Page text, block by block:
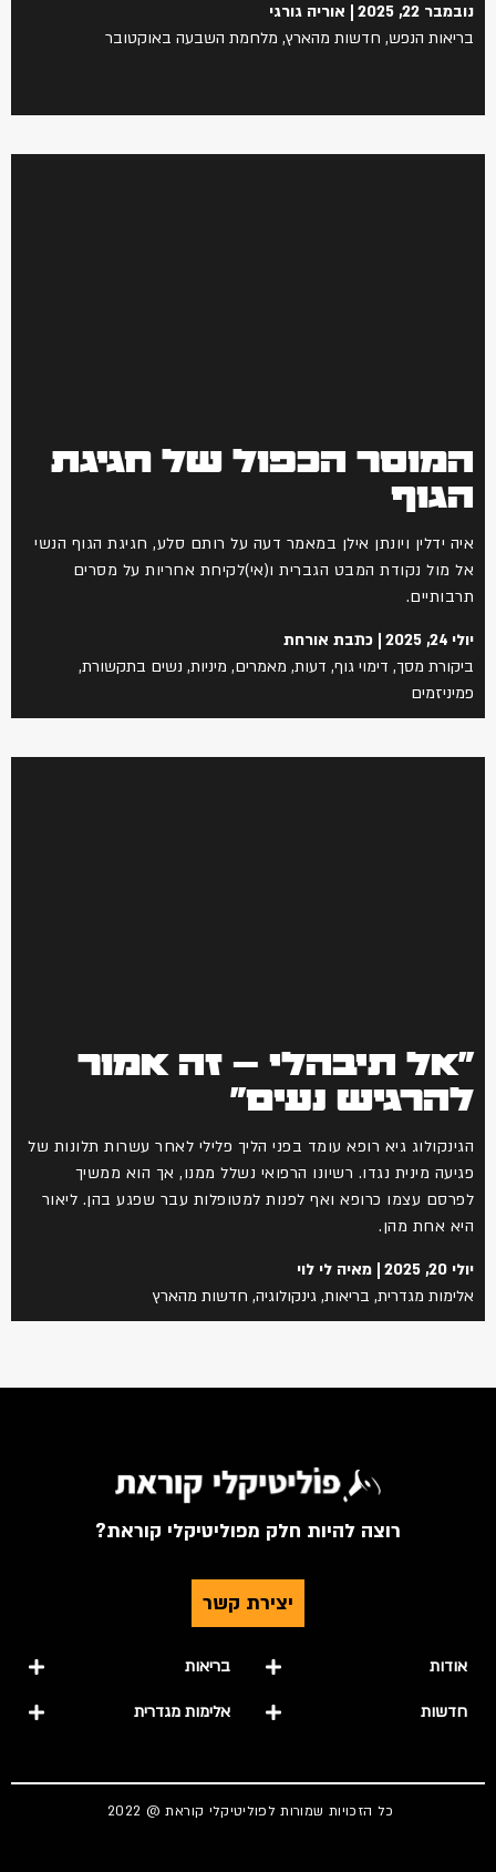
נובמבר 22, 2025
אוריה גורגי
בריאות הנפש, חדשות מהארץ, מלחמת השבעה באוקטובר
המוסר הכפול של חגיגת
הגוף
איה ידלין ויונתן אילן במאמר דעה על רותם סלע, חגיגת הגוף הנשי
אל מול נקודת המבט הגברית ו(אי)לקיחת אחריות על מסרים
תרבותיים.
יולי 24, 2025
כתבת אורחת
ביקורת מסך, דימוי גוף, דעות, מאמרים, מיניות, נשים בתקשורת,
פמיניזמים
"אל תיבהלי – זה אמור
להרגיש נעים"
הגינקולוג גיא רופא עומד בפני הליך פלילי לאחר עשרות תלונות של
פגיעה מינית נגדו. רשיונו הרפואי נשלל ממנו, אך הוא ממשיך
לפרסם עצמו כרופא ואף לפנות למטופלות עבר שפגע בהן. ליאור
היא אחת מהן.
יולי 20, 2025
מאיה לי לוי
אלימות מגדרית, בריאות, גינקולוגיה, חדשות מהארץ
רוצה להיות חלק מפוליטיקלי קוראת?
יצירת קשר
אודות
חדשות
בריאות
אלימות מגדרית
כל הזכויות שמורות לפוליטיקלי קוראת @ 2022